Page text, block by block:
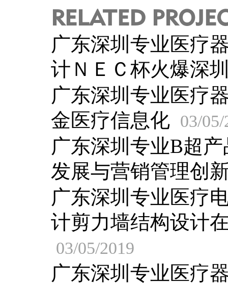
RELATED
广东深圳专业医疗
计ＮＥＣ杯火爆深
广东深圳专业医疗
金医疗信息化 03/
广东深圳专业B超
发展与营销管理创
广东深圳专业医疗
计剪力墙结构设计
03/05/2019
广东深圳专业医疗